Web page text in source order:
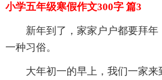
小学五年级寒假作文300字 篇3
新年到了，家家户户都要拜
一种习俗。
大年初一的早上，我们一家